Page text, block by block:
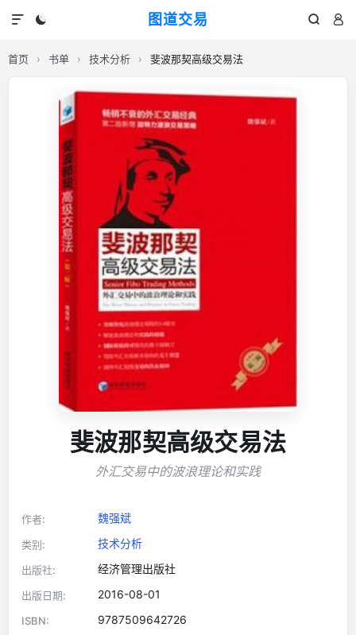
图道交易
  

首页 › 书单 › 技术分析 › 斐波那契高级交易法
斐波那契高级交易法
外汇交易中的波浪理论和实践
作者: 魏强斌
类别: 技术分析
出版社: 经济管理出版社
出版日期: 2016-08-01
ISBN: 9787509642726